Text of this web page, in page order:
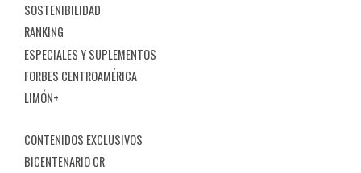
SOSTENIBILIDAD
RANKING
ESPECIALES Y SUPLEMENTOS
FORBES CENTROAMÉRICA
LIMÓN+
CONTENIDOS EXCLUSIVOS
BICENTENARIO CR